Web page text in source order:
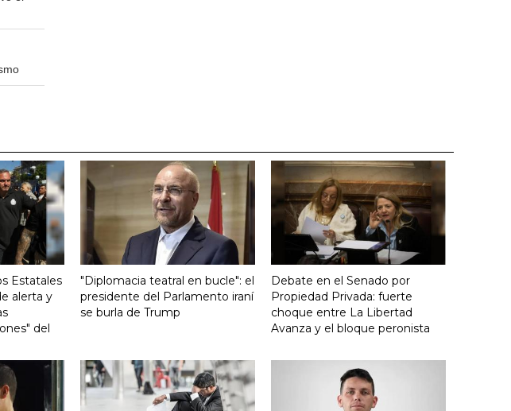
Estatales
alerta y
del
"Diplomacia teatral en bucle": el
presidente del Parlamento iraní
se burla de Trump
Debate en el Senado por
Propiedad Privada: fuerte
choque entre La Libertad
Avanza y el bloque peronista